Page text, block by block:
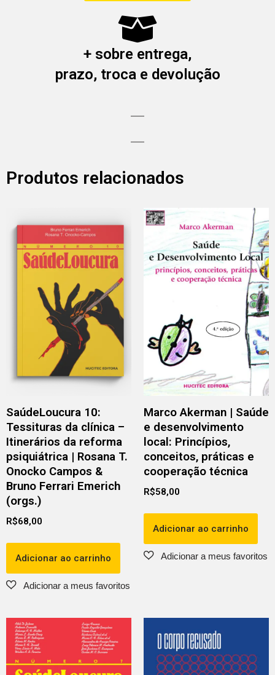
+ sobre entrega,
prazo, troca e devolução
Produtos relacionados
SaúdeLoucura 10:
Tessituras da clínica –
Itinerários da reforma
psiquiátrica | Rosana T.
Onocko Campos &
Bruno Ferrari Emerich
(orgs.)
R$68,00
Adicionar ao carrinho
Marco Akerman | Saúde
e desenvolvimento
local: Princípios,
conceitos, práticas e
cooperação técnica
R$58,00
Adicionar ao carrinho